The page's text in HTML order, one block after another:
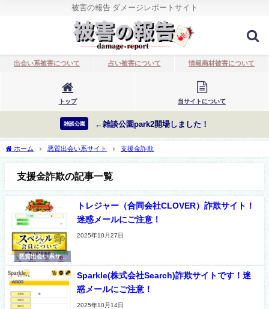
被害の報告 ダメージレポートサイト
出会い系被害について 占い被害について 情報商材被害について
トップ 当サイトについて
雑談公園 ←雑談公園park2開場しました！
ホーム 悪質出会い系サイト 支援金詐欺
支援金詐欺の記事一覧
悪質出会い系サイ
ト
トレジャー（合同会社CLOVER）詐欺サイト！
迷惑メールにご注意！
2025年10月27日
Sparkle(株式会社Search)詐欺サイトです！迷
惑メールにご注意！
2025年10月14日